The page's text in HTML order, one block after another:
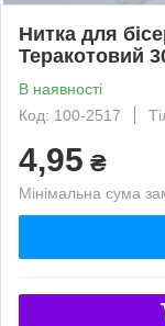
Нитка для
Теракотовий
В наявності
Код: 100-2517
4,95 ₴
Мінімальна сума